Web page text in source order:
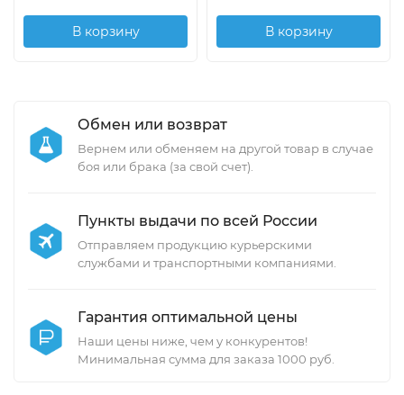
В корзину В корзину
Обмен или возврат
Вернем или обменяем на другой товар в случае
боя или брака (за свой счет).
Пункты выдачи по всей России
Отправляем продукцию курьерскими
службами и транспортными компаниями.
Гарантия оптимальной цены
Наши цены ниже, чем у конкурентов!
Минимальная сумма для заказа 1000 руб.